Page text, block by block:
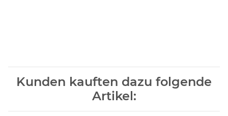
Kunden kauften dazu folgende
Artikel: